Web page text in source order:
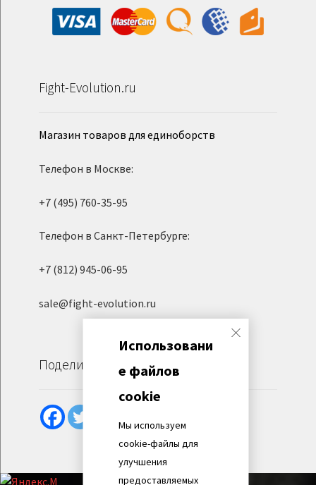
Fight-Evolution.ru
Магазин товаров для единоборств
Телефон в Москве:
+7 (495) 760-35-95
Телефон в Санкт-Петербурге:
+7 (812) 945-06-95
sale@fight-evolution.ru
Поделиться
Использовани
е файлов
cookie
Мы используем
cookie-файлы для
улучшения
предоставляемых